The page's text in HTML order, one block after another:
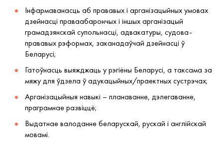
Інфармаванасць аб прававых і арганізацыйных умовах
дзейнасці праваабарончых і іншых арганізацый
грамадзянскай супольнасці, адвакатуры, судова-
прававых рэформах, заканадаўчай дзейнасці ў
Беларусі;
Гатоўнасць выяжджаць у рэгіёны Беларусі, а таксама за
мяжу для ўдзела ў адукацыйных/праектных сустрэчах;
Арганізацыйныя навыкі – планаванне, дэлегаванне,
праграмнае развіццё;
Выдатнае валоданне беларускай, рускай і англійскай
мовамі.